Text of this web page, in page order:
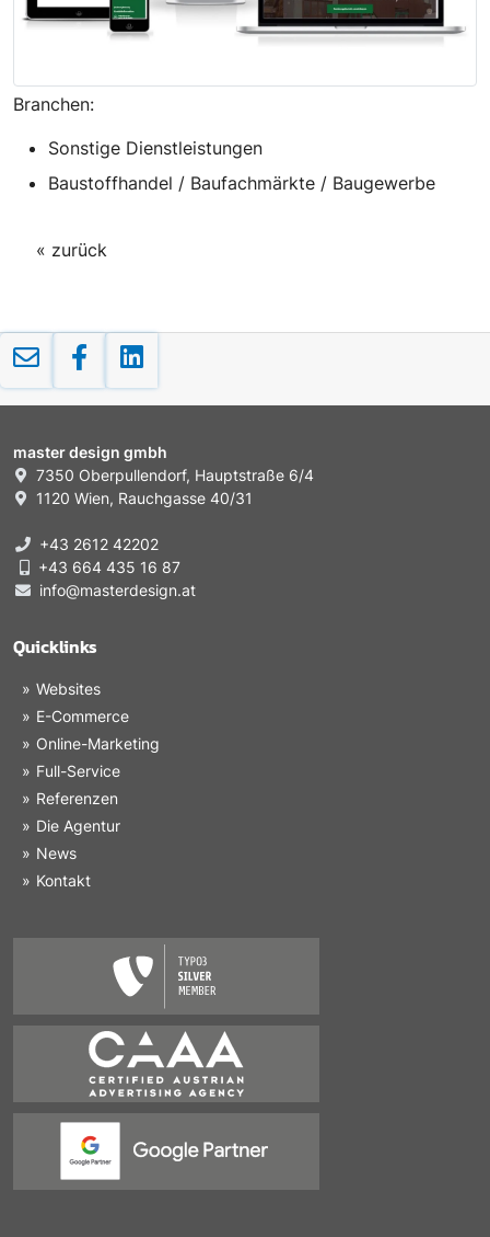
Branchen:
Sonstige Dienstleistungen
Baustoffhandel / Baufachmärkte / Baugewerbe
« zurück
master design gmbh
7350 Oberpullendorf, Hauptstraße 6/4
1120 Wien, Rauchgasse 40/31
+43 2612 42202
+43 664 435 16 87
info@masterdesign.at
Quicklinks
Websites
E-Commerce
Online-Marketing
Full-Service
Referenzen
Die Agentur
News
Kontakt